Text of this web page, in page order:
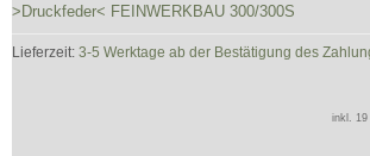
>Druckfeder< FEINWERKBAU 300/300S
Lieferzeit: 3-5 Werktage ab der Bestätigung des
inkl. 19